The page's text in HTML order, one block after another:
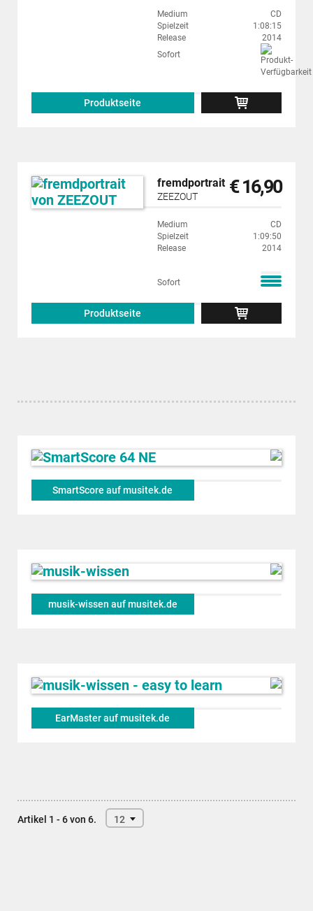
Medium
CD
Spielzeit
1:08:15
Release
2014
Sofort
Produktseite
fremdportrait
ZEEZOUT € 16,90
Medium
CD
Spielzeit
1:09:50
Release
2014
Sofort
Produktseite
SmartScore auf musitek.de
musik-wissen auf musitek.de
EarMaster auf musitek.de
Artikel 1 - 6 von 6. 12